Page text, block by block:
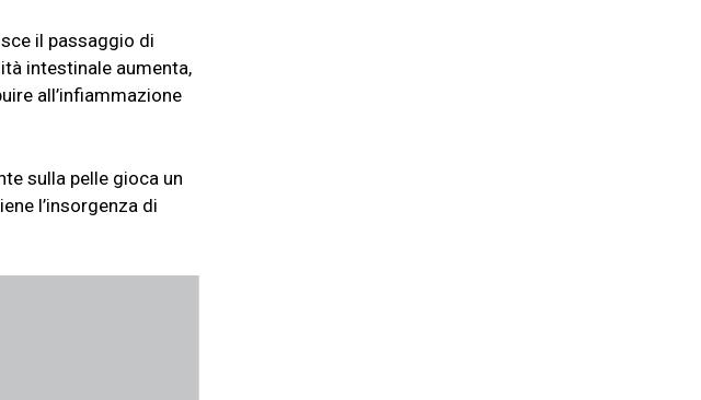
il passaggio di
intestinale aumenta,
all’infiammazione
sulla pelle gioca un
l’insorgenza di